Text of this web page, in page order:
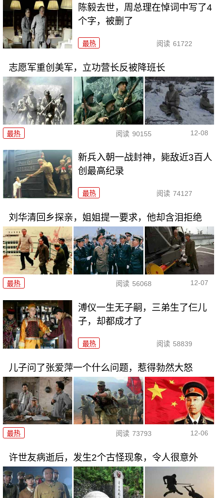
陈毅去世，周总理在悼词中写了4
个字，被删了
最热 阅读 61722
志愿军重创美军，立功营长反被降班长
最热 阅读 90155 12-08
新兵入朝一战封神，毙敌近3百人
创最高纪录
最热 阅读 74127
刘华清回乡探亲，姐姐提一要求，他却含泪拒绝
最热 阅读 56068 12-07
溥仪一生无子嗣，三弟生了仨儿
子，却都成才了
最热 阅读 58839
儿子问了张爱萍一个什么问题，惹得勃然大怒
最热 阅读 73793 12-06
许世友病逝后，发生2个古怪现象，令人很意外